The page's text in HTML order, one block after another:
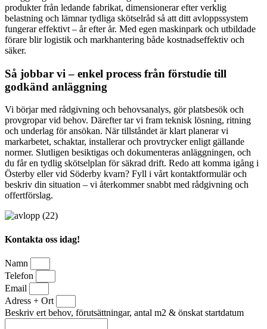
produkter från ledande fabrikat, dimensionerar efter verklig
belastning och lämnar tydliga skötselråd så att ditt avloppssystem
fungerar effektivt – år efter år. Med egen maskinpark och utbildade
förare blir logistik och markhantering både kostnadseffektiv och
säker.
Så jobbar vi – enkel process från förstudie till
godkänd anläggning
Vi börjar med rådgivning och behovsanalys, gör platsbesök och
provgropar vid behov. Därefter tar vi fram teknisk lösning, ritning
och underlag för ansökan. När tillståndet är klart planerar vi
markarbetet, schaktar, installerar och provtrycker enligt gällande
normer. Slutligen besiktigas och dokumenteras anläggningen, och
du får en tydlig skötselplan för säkrad drift. Redo att komma igång i
Österby eller vid Söderby kvarn? Fyll i vårt kontaktformulär och
beskriv din situation – vi återkommer snabbt med rådgivning och
offertförslag.
Kontakta oss idag!
Namn
Telefon
Email
Adress + Ort
Beskriv ert behov, förutsättningar, antal m2 & önskat startdatum